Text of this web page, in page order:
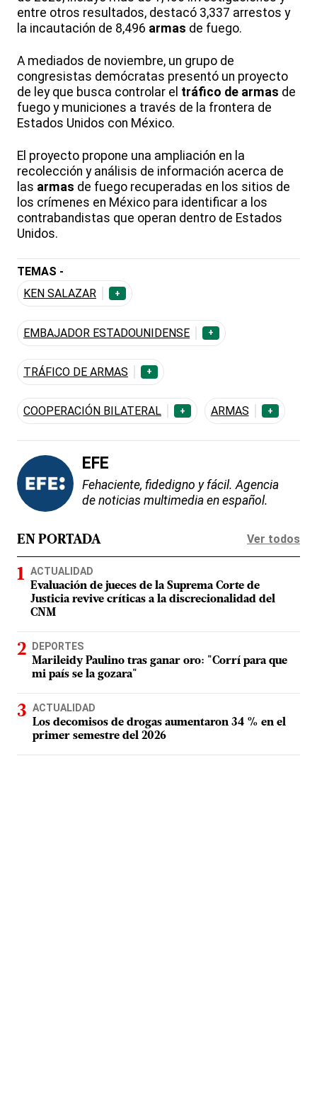
entre otros resultados, destacó 3,337 arrestos y
la incautación de 8,496 armas de fuego.
A mediados de noviembre, un grupo de
congresistas demócratas presentó un proyecto
de ley que busca controlar el tráfico de armas de
fuego y municiones a través de la frontera de
Estados Unidos con México.
El proyecto propone una ampliación en la
recolección y análisis de información acerca de
las armas de fuego recuperadas en los sitios de
los crímenes en México para identificar a los
contrabandistas que operan dentro de Estados
Unidos.
TEMAS -
KEN SALAZAR
+
EMBAJADOR ESTADOUNIDENSE +
TRÁFICO DE ARMAS +
COOPERACIÓN BILATERAL + ARMAS +
EFE
Fehaciente, fidedigno y fácil. Agencia
de noticias multimedia en español.
EN PORTADA Ver todos
ACTUALIDAD
Evaluación de jueces de la Suprema Corte de
Justicia revive críticas a la discrecionalidad del
CNM
DEPORTES
Marileidy Paulino tras ganar oro: "Corrí para que
mi país se la gozara"
ACTUALIDAD
Los decomisos de drogas aumentaron 34 % en el
primer semestre del 2026